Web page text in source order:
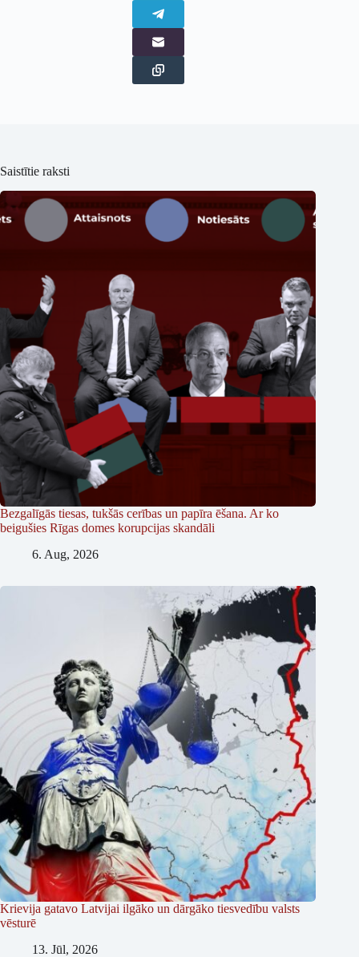
Saistītie raksti
Bezgalīgās tiesas, tukšās cerības un papīra ēšana. Ar ko
beigušies Rīgas domes korupcijas skandāli
6. Aug, 2026
Krievija gatavo Latvijai ilgāko un dārgāko tiesvedību valsts
vēsturē
13. Jūl, 2026